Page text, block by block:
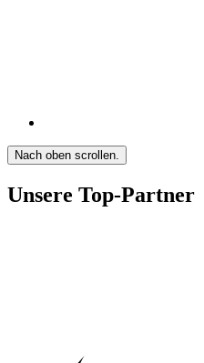
Nach oben scrollen.
Unsere Top-Partner